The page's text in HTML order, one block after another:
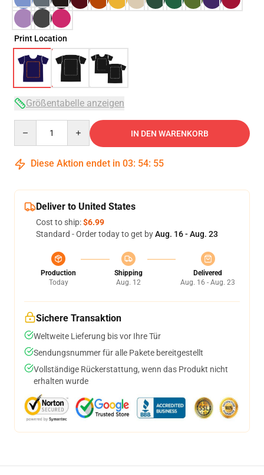
Print Location
Größentabelle anzeigen
IN DEN WARENKORB
Diese Aktion endet in 03: 54: 54
Deliver to United States
Cost to ship:$6.99
Standard - Order today to get byAug. 16 - Aug. 23
Production
Today
Shipping
Aug. 12
Delivered
Aug. 16 - Aug. 23
Sichere Transaktion
Weltweite Lieferung bis vor Ihre Tür
Sendungsnummer für alle Pakete bereitgestellt
Vollständige Rückerstattung, wenn das Produkt nicht
erhalten wurde